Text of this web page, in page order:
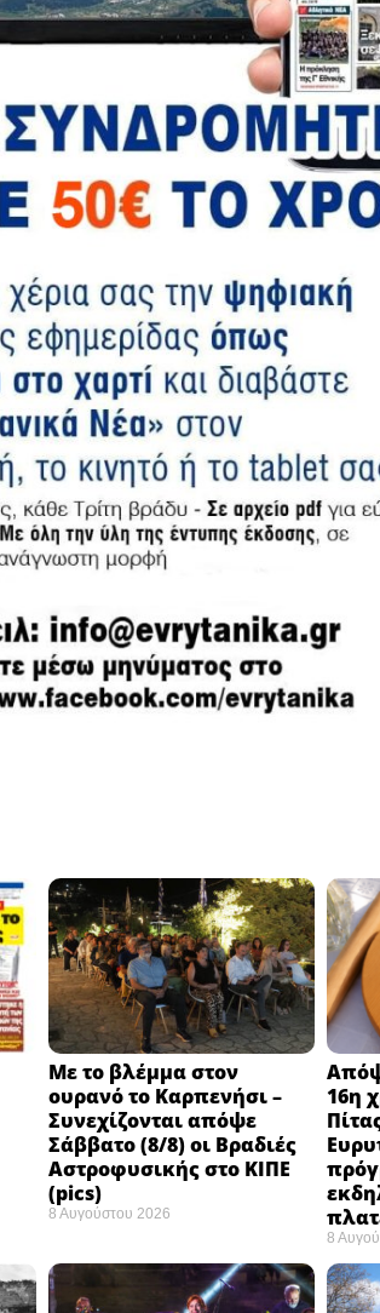
Με το βλέμμα στον
ουρανό το Καρπενήσι –
Συνεχίζονται απόψε
Σάββατο (8/8) οι Βραδιές
Αστροφυσικής στο ΚΙΠΕ
(pics)
8 Αυγούστου 2026
16η
8